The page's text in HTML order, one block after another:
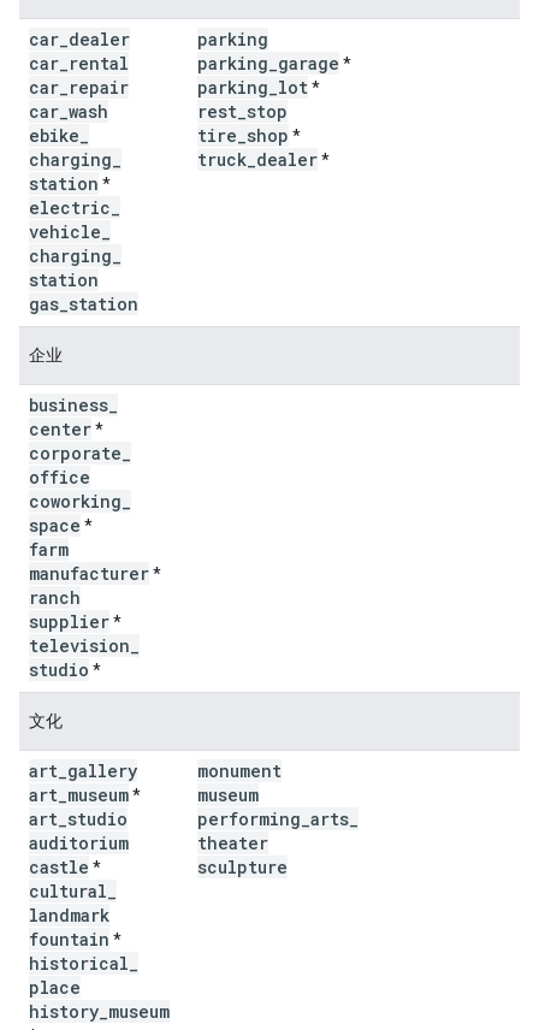
car dealer
car rental
car repair
car wash
ebike
charging
station *
electric
vehicle
charging
station
gas station
parking
parking garage *
parking lot*
rest stop
tire shop *
truck dealer*
企业
business
center*
corporate
office
coworking
space *
farm
manufacturer*
ranch
supplier*
television
studio *
文化
art gallery
art museum*
art studio
auditorium
castle *
cultural
landmark
fountain *
historical
place
history museum
monument
museum
performing arts
theater
sculpture